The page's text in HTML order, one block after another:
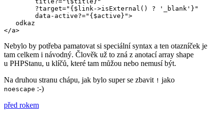
   odkaz
Nebylo by potřeba pamatovat si speciální syntax a ten otazníček je
tam celkem i návodný. Člověk už to zná z anotací array shape
u PHPStanu, u klíčů, které tam můžou nebo nemusí být.
Na druhou stranu chápu, jak bylo super se zbavit ! jako
noescape :-)
před rokem